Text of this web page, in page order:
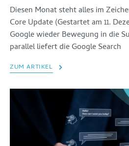
Diesen Monat steht alles im
Core Update (Gestartet am 11.
Google wieder Bewegung in die
parallel liefert die Google Search
ZUM ARTIKEL